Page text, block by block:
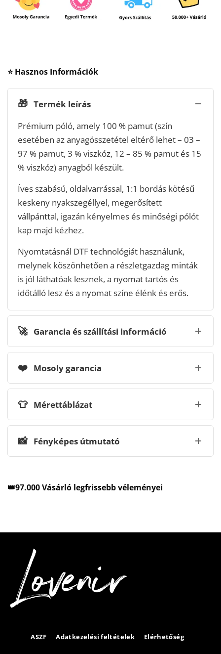
⭐ Hasznos Információk
🎁 Termék leírás
Prémium póló, amely 100 % pamut (szín
esetében az anyagösszetétel eltérő lehet – 03 –
97 % pamut, 3 % viszkóz, 12 – 85 % pamut és 15
% viszkóz) anyagból készült.
Íves szabású, oldalvarrással, 1:1 bordás kötésű
keskeny nyakszegéllyel, megerősített
vállpánttal, igazán kényelmes és minőségi pólót
kap majd kézhez.
Nyomtatásnál DTF technológiát használunk,
melynek köszönhetően a részletgazdag minták
is jól láthatóak lesznek, a nyomat tartós és
időtálló lesz és a nyomat színe élénk és erős.
🚀 Garancia és szállítási információ
❤️ Mosoly garancia
👕 Mérettáblázat
📸 Fényképes útmutató
👑97.000 Vásárló legfrissebb véleményei
ASZF Adatkezelési feltételek Elérhetőség